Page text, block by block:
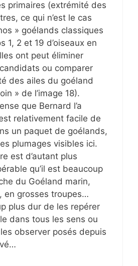
primaires (extrémité des
ce qui n’est le cas
» goélands classiques
1, 2 et 19 d’oiseaux en
ont peut éliminer
ou comparer
des ailes du goéland
» de l’image 18).
que Bernard l’a
relativement facile de
un paquet de goélands,
plumages visibles ici.
est d’autant plus
qu’il est beaucoup
du Goéland marin,
en grosses troupes…
plus dur de les repérer
dans tous les sens ou
les observer posés depuis